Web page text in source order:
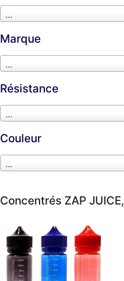
...
Marque
...
Résistance
...
Couleur
...
Concentrés ZAP JUICE,